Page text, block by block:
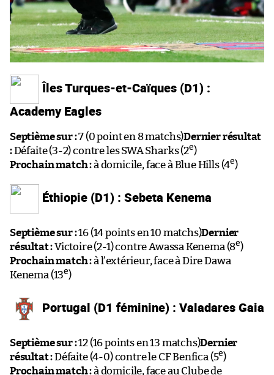
Îles Turques-et-Caïques (D1) :
Academy Eagles
Septième sur :7 (0 point en 8 matchs)Dernier résultat
:Défaite (3-2) contre les SWA Sharks (2e)
Prochain match :à domicile, face à Blue Hills (4e)
Éthiopie (D1) : Sebeta Kenema
Septième sur :16 (14 points en 10 matchs)Dernier
résultat :Victoire (2-1) contre Awassa Kenema (8e)
Prochain match :à l’extérieur, face à Dire Dawa
Kenema (13e)
Portugal (D1 féminine) : Valadares Gaia
Septième sur :12 (16 points en 13 matchs)Dernier
résultat :Défaite (4-0) contre le CF Benfica (5e)
Prochain match :à domicile, face au Clube de